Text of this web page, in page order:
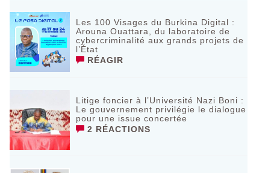
Les 100 Visages du Burkina Digital :
Arouna Ouattara, du laboratoire de
cybercriminalité aux grands projets de
l’État
RÉAGIR
Litige foncier à l’Université Nazi Boni :
Le gouvernement privilégie le dialogue
pour une issue concertée
2 RÉACTIONS